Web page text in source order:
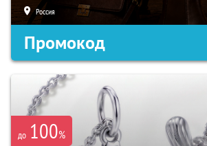
Россия
Промокод
до 100%